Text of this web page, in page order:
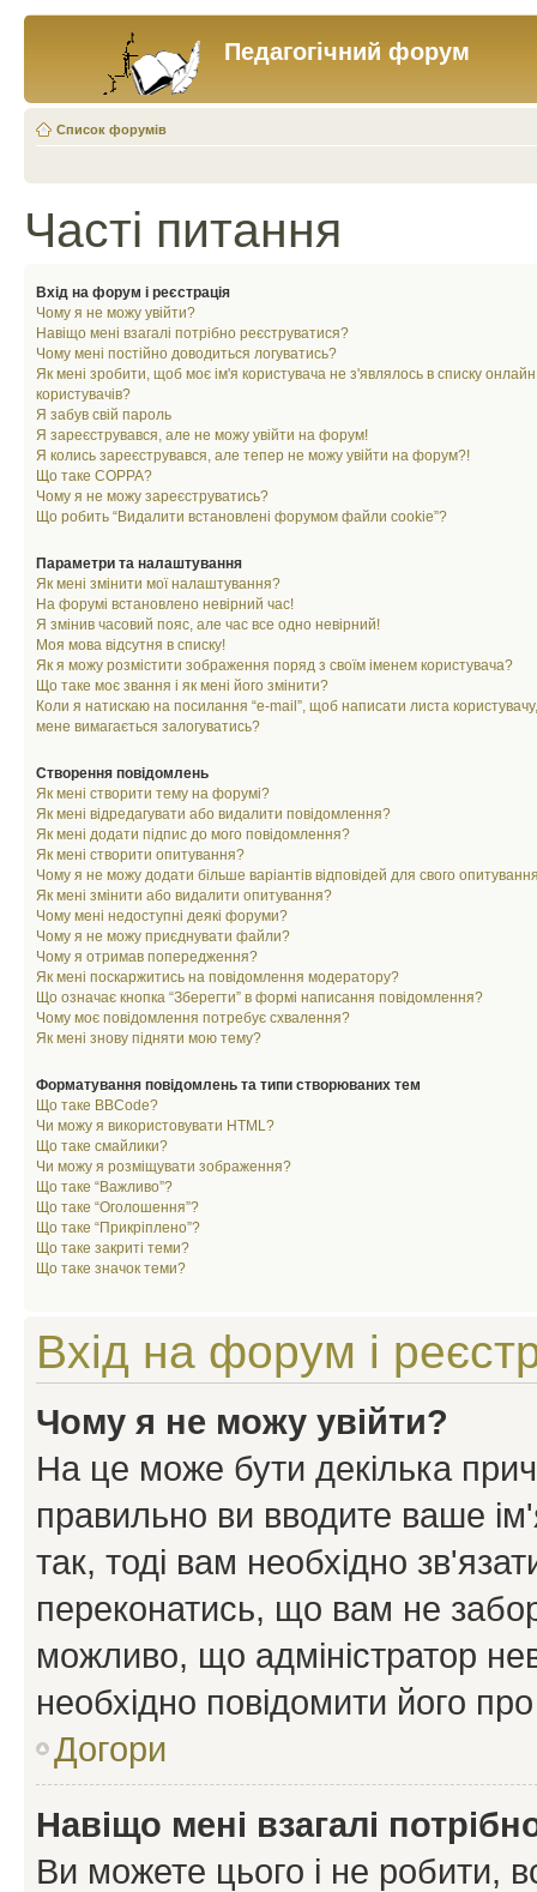
Педагогічний форум
Список форумів
Часті питання
Вхід на форум і реєстрація
Чому я не можу увійти?
Навіщо мені взагалі потрібно реєструватися?
Чому мені постійно доводиться логуватись?
Як мені зробити, щоб моє ім'я користувача не з'являлось в списку онлайн
користувачів?
Я забув свій пароль
Я зареєструвався, але не можу увійти на форум!
Я колись зареєструвався, але тепер не можу увійти на форум?!
Що таке COPPA?
Чому я не можу зареєструватись?
Що робить “Видалити встановлені форумом файли cookie”?
Параметри та налаштування
Як мені змінити мої налаштування?
На форумі встановлено невірний час!
Я змінив часовий пояс, але час все одно невірний!
Моя мова відсутня в списку!
Як я можу розмістити зображення поряд з своїм іменем користувача?
Що таке моє звання і як мені його змінити?
Коли я натискаю на посилання “e-mail”, щоб написати листа користувачу,
мене вимагається залогуватись?
Створення повідомлень
Як мені створити тему на форумі?
Як мені відредагувати або видалити повідомлення?
Як мені додати підпис до мого повідомлення?
Як мені створити опитування?
Чому я не можу додати більше варіантів відповідей для свого
Як мені змінити або видалити опитування?
Чому мені недоступні деякі форуми?
Чому я не можу приєднувати файли?
Чому я отримав попередження?
Як мені поскаржитись на повідомлення модератору?
Що означає кнопка “Зберегти” в формі написання повідомлення?
Чому моє повідомлення потребує схвалення?
Як мені знову підняти мою тему?
Форматування повідомлень та типи створюваних тем
Що таке BBCode?
Чи можу я використовувати HTML?
Що таке смайлики?
Чи можу я розміщувати зображення?
Що таке “Важливо”?
Що таке “Оголошення”?
Що таке “Прикріплено”?
Що таке закриті теми?
Що таке значок теми?
Вхід на форум і
Чому я не можу увійти?
На це може бути декілька
правильно ви вводите ваше
так, тоді вам необхідно
переконатись, що вам не
можливо, що адміністратор
необхідно повідомити його
Догори
Навіщо мені взагалі
Ви можете цього і не робити,